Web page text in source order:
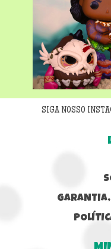
SIGA NOSSO
GARANTIA,